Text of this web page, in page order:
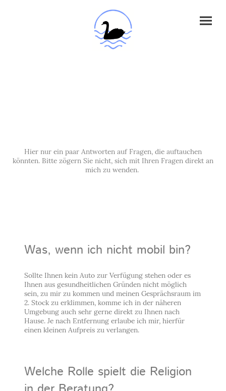
Hier nur ein paar Antworten auf Fragen, die auftauchen
könnten. Bitte zögern Sie nicht, sich mit Ihren Fragen direkt an
mich zu wenden.
Was, wenn ich nicht mobil bin?
Sollte Ihnen kein Auto zur Verfügung stehen oder es
Ihnen aus gesundheitlichen Gründen nicht möglich
sein, zu mir zu kommen und meinen Gesprächsraum im
2. Stock zu erklimmen, komme ich in der näheren
Umgebung auch sehr gerne direkt zu Ihnen nach
Hause. Je nach Entfernung erlaube ich mir, hierfür
einen kleinen Aufpreis zu verlangen.
Welche Rolle spielt die Religion